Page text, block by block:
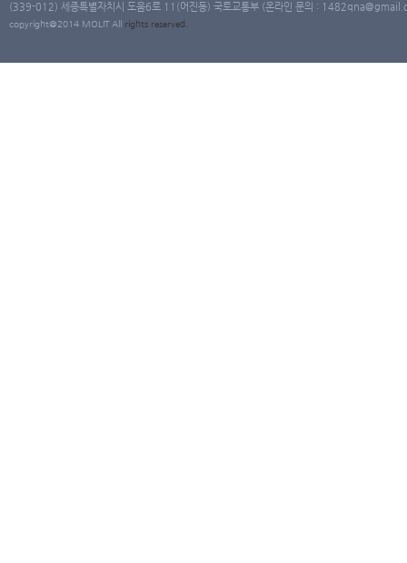
(339-012) 세종특별자치시 도움6로 11(어진동) 국토교통부 (온라인 문의 :
copyright@2014 MOLIT All rights reserved.